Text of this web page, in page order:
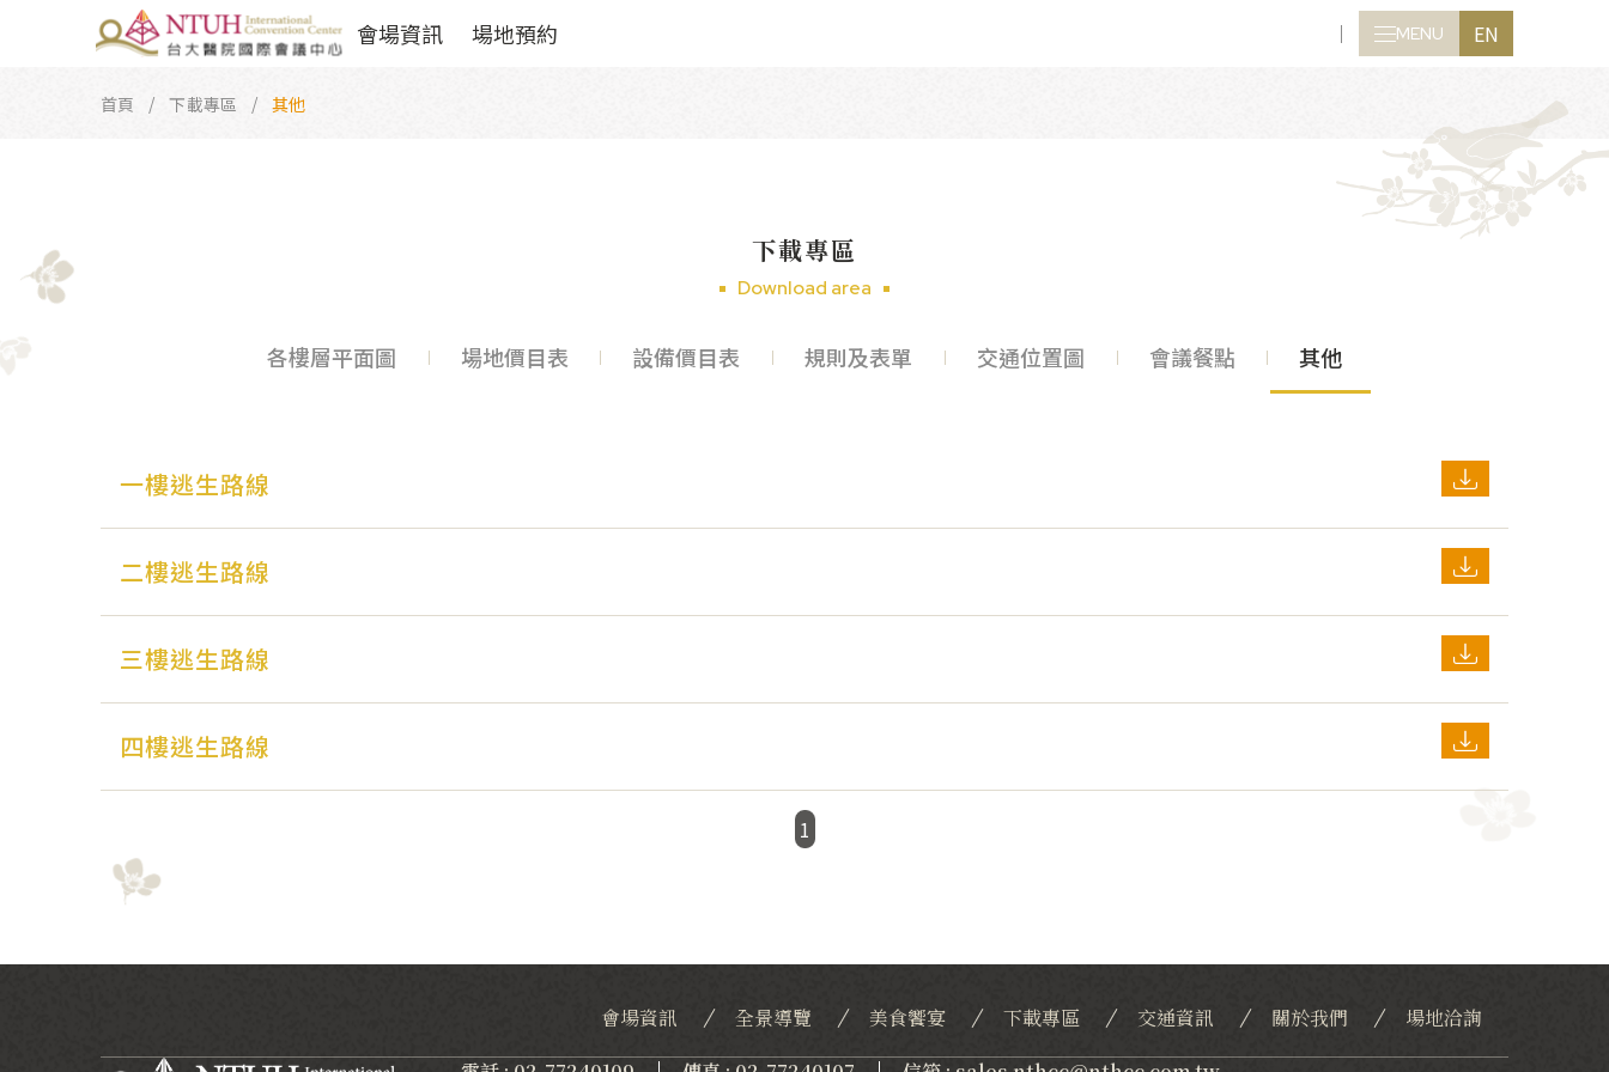
會場資訊 場地預約 MENU EN
CLOSE
首頁 下載專區 其他
下載專區
Download area
各樓層平面圖 場地價目表 設備價目表 規則及表單 交通位置圖 會議餐點 其他
一樓逃生路線
二樓逃生路線
三樓逃生路線
四樓逃生路線
1
會場資訊 全景導覽 美食饗宴 下載專區 交通資訊 關於我們
場地洽詢